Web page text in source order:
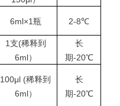
6ml×1瓶 2-8℃
1支(稀释到
6ml）
长
期-20℃
100μl (稀释到
6ml）
长
期-20℃